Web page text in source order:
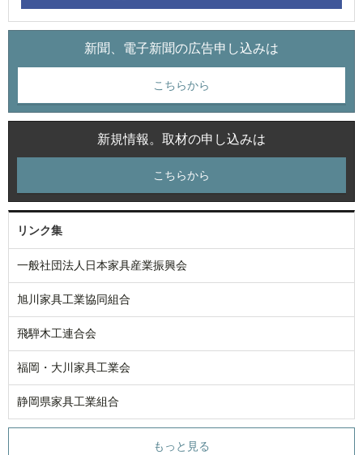
新聞、電子新聞の広告申し込みは
こちらから
新規情報。取材の申し込みは
こちらから
リンク集
一般社団法人日本家具産業振興会
旭川家具工業協同組合
飛騨木工連合会
福岡・大川家具工業会
静岡県家具工業組合
もっと見る